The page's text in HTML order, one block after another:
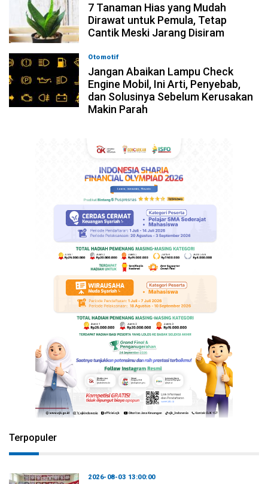
7 Tanaman Hias yang Mudah
Dirawat untuk Pemula, Tetap
Cantik Meski Jarang Disiram
Otomotif
Jangan Abaikan Lampu Check
Engine Mobil, Ini Arti, Penyebab,
dan Solusinya Sebelum Kerusakan
Makin Parah
Terpopuler
2026-08-03 13:00:00